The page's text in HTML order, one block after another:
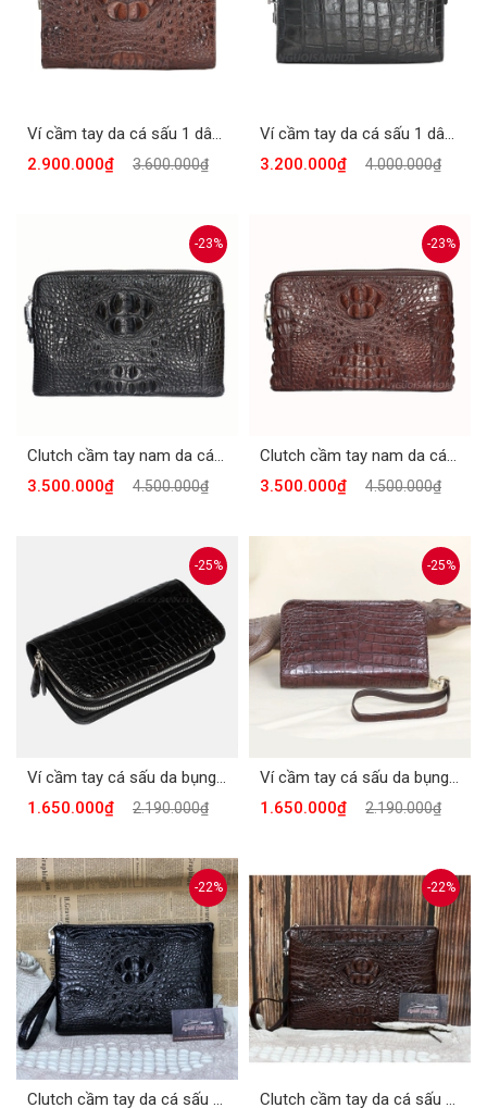
Ví cầm tay da cá sấu 1 dây kéo khóa số, có ngăn đựng thẻ màu nâu CTCS911-N
2.900.000₫
3.600.000₫
Ví cầm tay da cá sấu 1 dây kéo khóa số, có ngăn đựng thẻ da bụng màu đen CTCS912-D
3.200.000₫
4.000.000₫
-23%
Clutch cầm tay nam da cá sấu 2 dây kéo khóa số màu đen CTCS910-D
3.500.000₫
4.500.000₫
-23%
Clutch cầm tay nam da cá sấu 2 ngăn khóa số màu nâu CTCS910-N
3.500.000₫
4.500.000₫
-25%
Ví cầm tay cá sấu da bụng màu đen VSC980-D
1.650.000₫
2.190.000₫
-25%
Ví cầm tay cá sấu da bụng màu nâu VSC980-N
1.650.000₫
2.190.000₫
-22%
Clutch cầm tay da cá sấu khóa số
-22%
Clutch cầm tay da cá sấu khóa số màu nâu